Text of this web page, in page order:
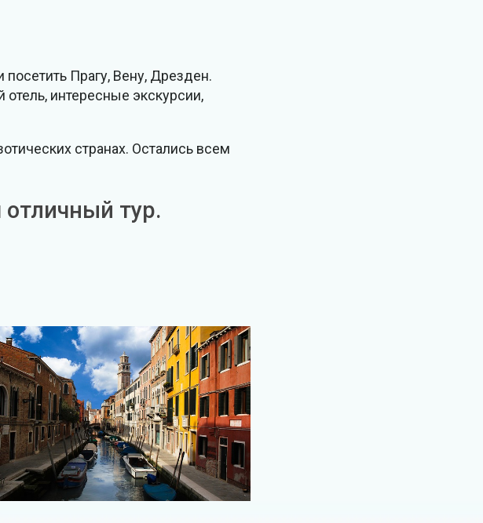
Прагу, Вену, Дрезден.
интересные экскурсии,
странах. Остались всем
тур.